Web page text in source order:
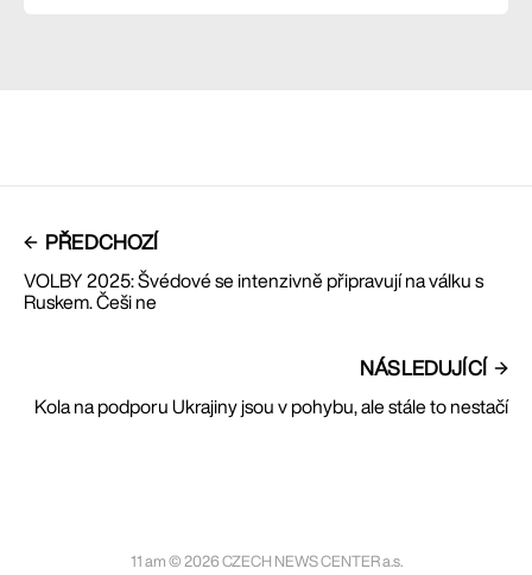
PŘEDCHOZÍ
VOLBY 2025: Švédové se intenzivně připravují na válku s
Ruskem. Češi ne
NÁSLEDUJÍCÍ
Kola na podporu Ukrajiny jsou v pohybu, ale stále to nestačí
11 am © 2026 CZECH NEWS CENTER a.s.